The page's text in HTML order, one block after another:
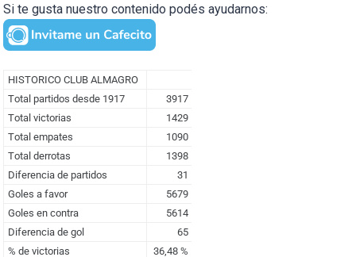
Si te gusta nuestro contenido podés ayudarnos: